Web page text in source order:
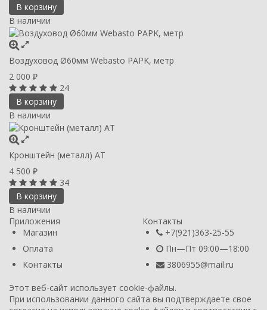
В корзину
В наличии
Воздуховод Ø60мм Webasto PAPK, метр
2 000 ₽
24
В корзину
В наличии
Кронштейн (металл) AT
4 500 ₽
34
В корзину
В наличии
Приложения
Магазин
Оплата
Контакты
Контакты
+7(921)363-25-55
Пн—Пт 09:00—18:00
3806955@mail.ru
Этот веб-сайт использует cookie-файлы.
При использовании данного сайта вы подтверждаете свое